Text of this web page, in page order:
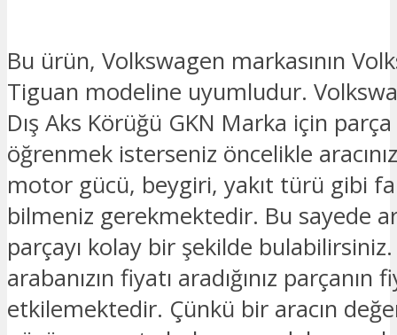
Bu ürün, Volkswagen markasının
Tiguan modeline uyumludur.
Dış Aks Körüğü GKN Marka için parça
öğrenmek isterseniz öncelikle
motor gücü, beygiri, yakıt türü gibi
bilmeniz gerekmektedir. Bu sayede
parçayı kolay bir şekilde bulabilirsiniz.
arabanızın fiyatı aradığınız parçanın
etkilemektedir. Çünkü bir aracın